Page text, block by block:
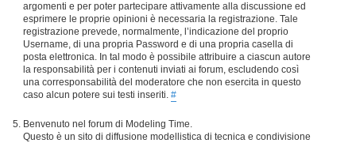
argomenti e per poter partecipare attivamente alla discussione ed
esprimere le proprie opinioni è necessaria la registrazione. Tale
registrazione prevede, normalmente, l’indicazione del proprio
Username, di una propria Password e di una propria casella di
posta elettronica. In tal modo è possibile attribuire a ciascun autore
la responsabilità per i contenuti inviati ai forum, escludendo così
una corresponsabilità del moderatore che non esercita in questo
caso alcun potere sui testi inseriti. #
Benvenuto nel forum di Modeling Time.
Questo è un sito di diffusione modellistica di tecnica e condivisione